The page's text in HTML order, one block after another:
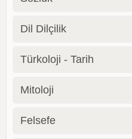
Dil Dilçilik
Türkoloji - Tarih
Mitoloji
Felsefe